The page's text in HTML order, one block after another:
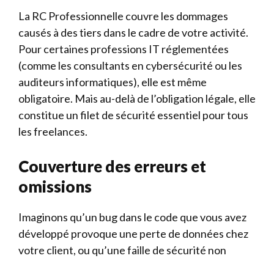
La RC Professionnelle couvre les dommages
causés à des tiers dans le cadre de votre activité.
Pour certaines professions IT réglementées
(comme les consultants en cybersécurité ou les
auditeurs informatiques), elle est même
obligatoire. Mais au-delà de l’obligation légale, elle
constitue un filet de sécurité essentiel pour tous
les freelances.
Couverture des erreurs et
omissions
Imaginons qu’un bug dans le code que vous avez
développé provoque une perte de données chez
votre client, ou qu’une faille de sécurité non